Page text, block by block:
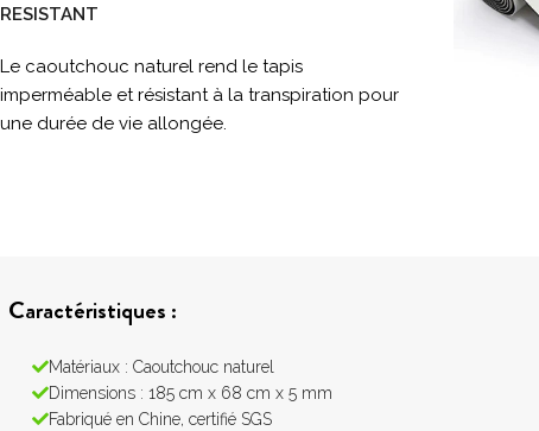
RESISTANT
Le caoutchouc naturel rend le tapis
imperméable et résistant à la transpiration pour
une durée de vie allongée.
Caractéristiques :
Matériaux : Caoutchouc naturel
Dimensions : 185 cm x 68 cm x 5 mm
Fabriqué en Chine, certifié SGS